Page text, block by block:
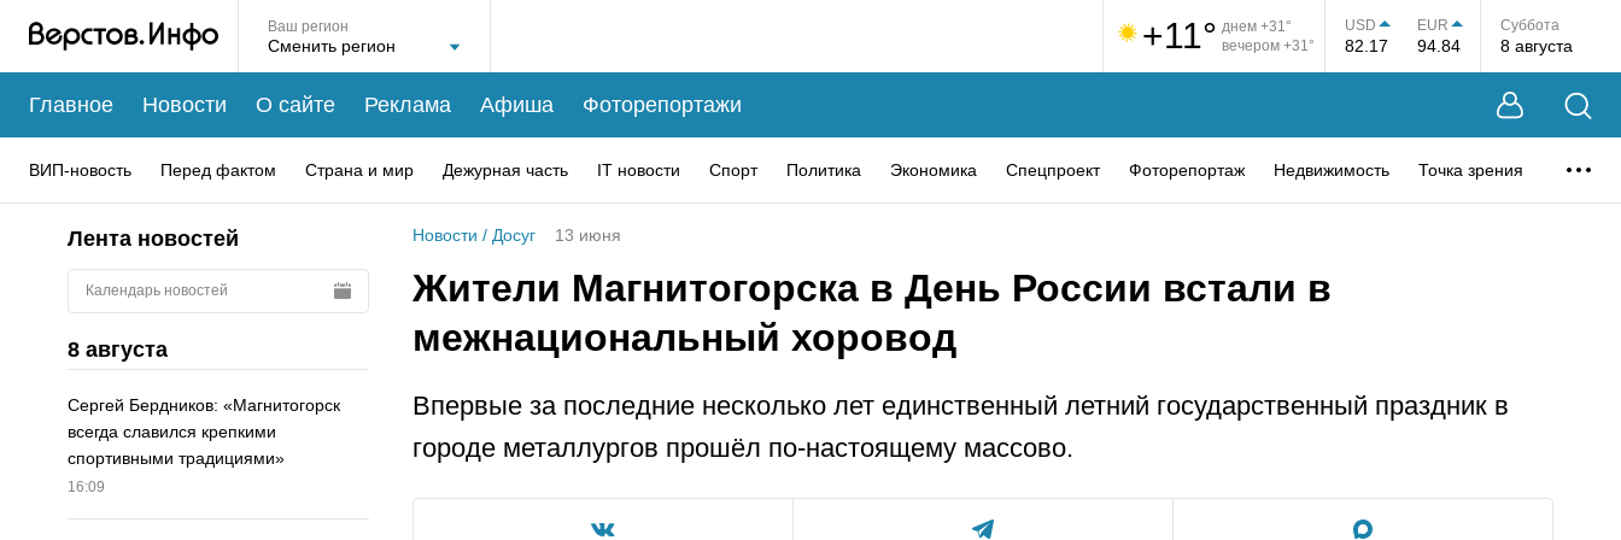
Ваш регион +11° днем +31°
вечером +31°
USD
82.17
EUR
94.84
Суббота
8 августа
Главное Новости О сайте Реклама Афиша Фоторепортажи
ВИП-новость Перед фактом Страна и мир Дежурная часть IT новости Спорт Политика Экономика Спецпроект Фоторепортаж Недвижимость Точка зрения
Лента новостей
Календарь новостей
8 августа
Сергей Бердников: «Магнитогорск
всегда славился крепкими
спортивными традициями»
16:09
Новости / Досуг 13 июня
Жители Магнитогорска в День России встали в
межнациональный хоровод
Впервые за последние несколько лет единственный летний государственный праздник в
городе металлургов прошёл по-настоящему массово.